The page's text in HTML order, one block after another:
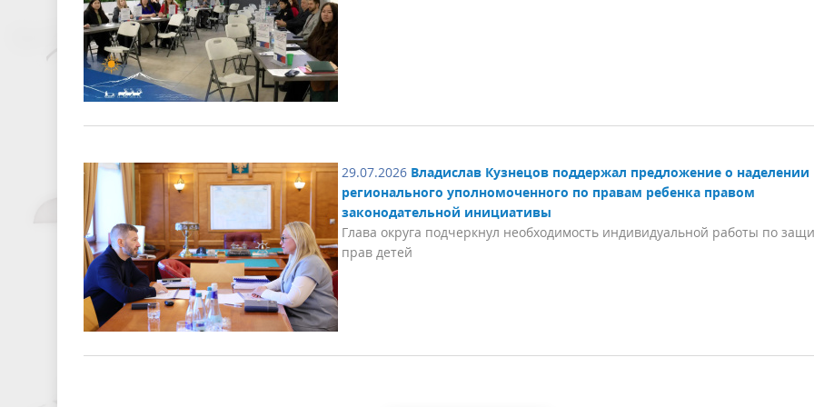
29.07.2026 Владислав Кузнецов поддержал предложение о наделении
регионального уполномоченного по правам ребенка правом
законодательной инициативы
Глава округа подчеркнул необходимость индивидуальной работы по
прав детей